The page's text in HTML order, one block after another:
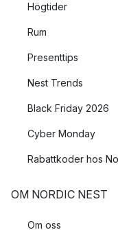
Högtider
Rum
Presenttips
Nest Trends
Black Friday 2026
Cyber Monday
Rabattkoder hos
OM NORDIC NEST
Om oss